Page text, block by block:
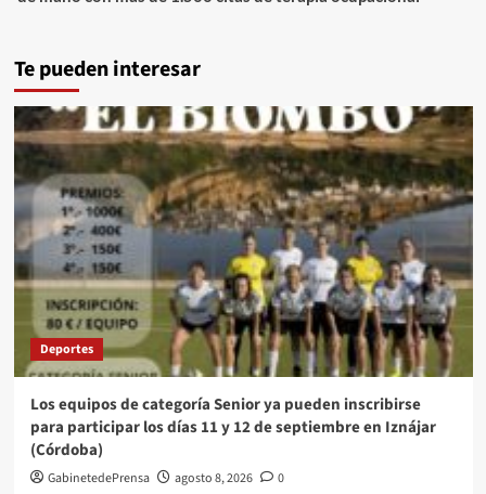
Te pueden interesar
Deportes
Los equipos de categoría Senior ya pueden inscribirse
para participar los días 11 y 12 de septiembre en Iznájar
(Córdoba)
GabinetedePrensa agosto 8, 2026 0